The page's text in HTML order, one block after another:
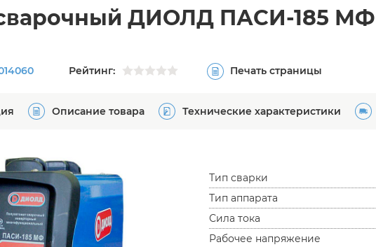
сварочный ДИОЛД ПАСИ-185 МФ
Рейтинг: Печать страницы
Описание товара Технические характеристики
Тип сварки
Тип аппарата
Сила тока
Рабочее напряжение